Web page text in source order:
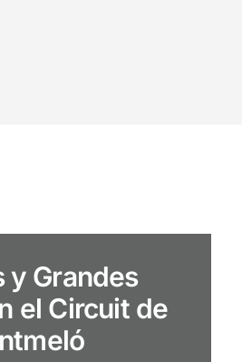
y Grandes
el Circuit de